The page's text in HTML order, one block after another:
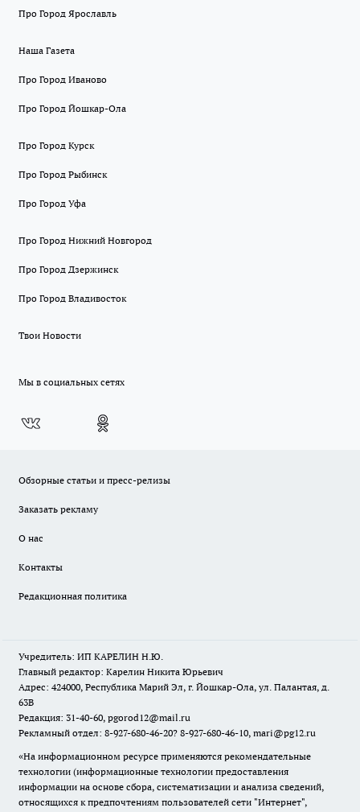
Про Город Ярославль
Наша Газета
Про Город Иваново
Про Город Йошкар-Ола
Про Город Курск
Про Город Рыбинск
Про Город Уфа
Про Город Нижний Новгород
Про Город Дзержинск
Про Город Владивосток
Твои Новости
Мы в социальных сетях
Обзорные статьи и пресс-релизы
Заказать рекламу
О нас
Контакты
Редакционная политика
Учредитель: ИП КАРЕЛИН Н.Ю.
Главный редактор: Карелин Никита Юрьевич
Адрес: 424000, Республика Марий Эл, г. Йошкар-Ола, ул. Палантая, д.
63В
Редакция: 31-40-60, pgorod12@mail.ru
Рекламный отдел: 8-927-680-46-20? 8-927-680-46-10, mari@pg12.ru
«На информационном ресурсе применяются рекомендательные
технологии (информационные технологии предоставления
информации на основе сбора, систематизации и анализа сведений,
относящихся к предпочтениям пользователей сети "Интернет",